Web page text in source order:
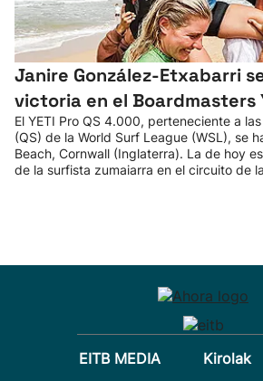
Janire González-Etxabarri
victoria en el Boardmasters
El YETI Pro QS 4.000, perteneciente a
(QS) de la World Surf League (WSL), se
Beach, Cornwall (Inglaterra). La de hoy
de la surfista zumaiarra en el circuito de
EITB MEDIA
Kirolak